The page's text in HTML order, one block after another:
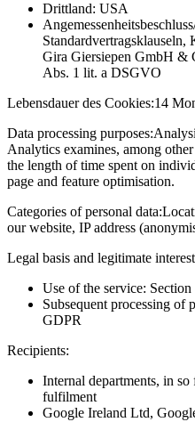
Drittland: USA
Standardvertragsklauseln,
Gira Giersiepen GmbH &
Abs. 1 lit. a DSGVO
Lebensdauer des Cookies:14
Data processing purposes:
Analytics examines, among
the length of time spent on
page and feature optimisation.
Categories of personal data:
our website, IP address
Legal basis and legitimate
Use of the service:
Subsequent processing of
GDPR
Recipients:
Internal departments, in so
fulfilment
Google Ireland Ltd,